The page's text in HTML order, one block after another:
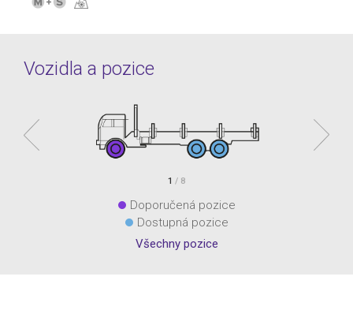
Vozidla a pozice
1 / 8
Doporučená pozice
Dostupná pozice
Všechny pozice